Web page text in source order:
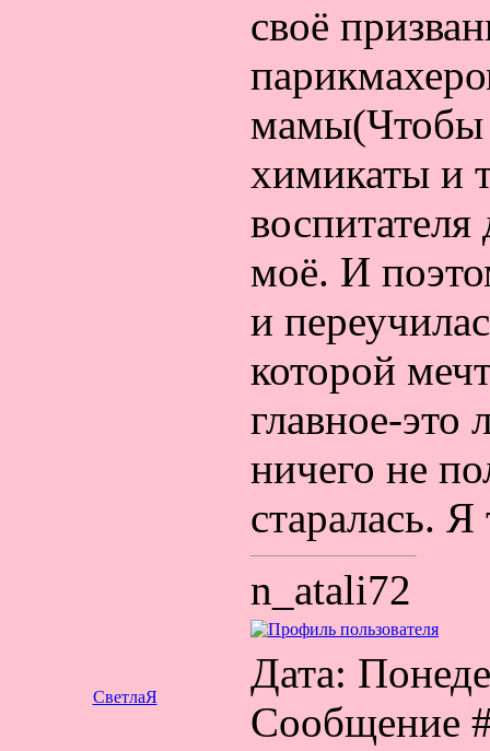
своё
мамы(Чтобы
химикаты и
воспитателя
моё. И
и
которой
главное-это
ничего не
старалась.
n_atali72
СветлаЯ
Дата:
Сообщение